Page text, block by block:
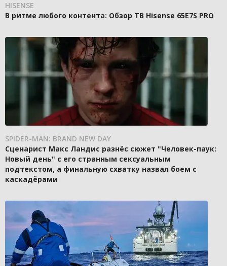
HISENSE
В ритме любого контента: Обзор ТВ Hisense 65E7S PRO
SPIDER-MAN: BRAND NEW DAY
Сценарист Макс Ландис разнёс сюжет "Человек-паук:
Новый день" с его странным сексуальным
подтекстом, а финальную схватку назвал боем с
каскадёрами